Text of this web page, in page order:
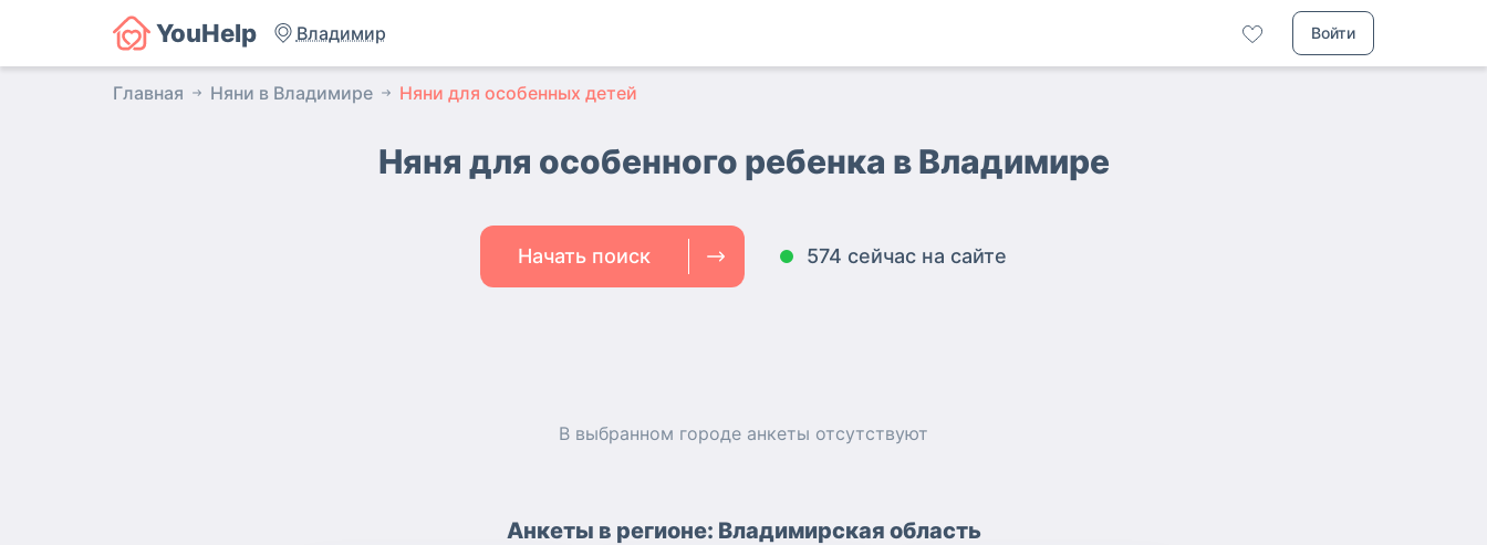
YouHelp Владимир Войти
Главная Няни в Владимире Няни для особенных детей
Няня для особенного ребенка в Владимире
Начать поиск 574 сейчас на сайте
В выбранном городе анкеты отсутствуют
Анкеты в регионе: Владимирская область